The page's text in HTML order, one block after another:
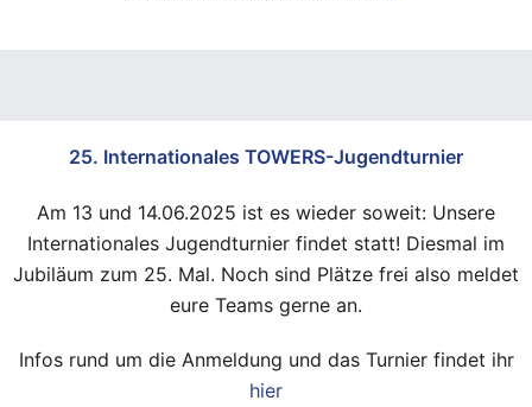
25. Internationales TOWERS-Jugendturnier
Am 13 und 14.06.2025 ist es wieder soweit: Unsere
Internationales Jugendturnier findet statt! Diesmal im
Jubiläum zum 25. Mal. Noch sind Plätze frei also meldet
eure Teams gerne an.
Infos rund um die Anmeldung und das Turnier findet ihr
hier